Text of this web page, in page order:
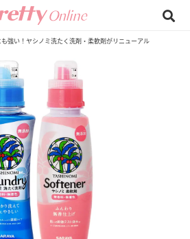
強い！ヤシノミ洗たく洗剤・柔軟剤がリニューアル